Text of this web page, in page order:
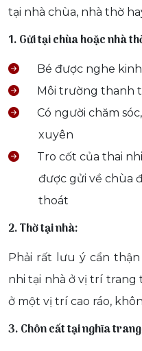
tại nhà chùa, nhà thờ
1. Gửi tại chùa hoặc nhà
Bé được nghe
Môi trường thanh
Có người chăm
xuyên
Tro cốt của thai
được gửi về chùa
thoát
2. Thờ tại nhà:
Phải rất lưu ý cẩn
nhi tại nhà ở vị trí
ở một vị trí cao ráo,
3. Chôn cất tại nghĩa